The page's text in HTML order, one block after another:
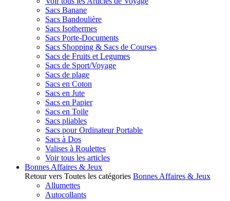
Sacs Banane
Sacs Bandoulière
Sacs Isothermes
Sacs Porte-Documents
Sacs Shopping & Sacs de Courses
Sacs de Fruits et Legumes
Sacs de Sport/Voyage
Sacs de plage
Sacs en Coton
Sacs en Jute
Sacs en Papier
Sacs en Toile
Sacs pliables
Sacs pour Ordinateur Portable
Sacs à Dos
Valises à Roulettes
Voir tous les articles
Bonnes Affaires & Jeux
Retour vers Toutes les catégories Bonnes Affaires & Jeux
Allumettes
Autocollants